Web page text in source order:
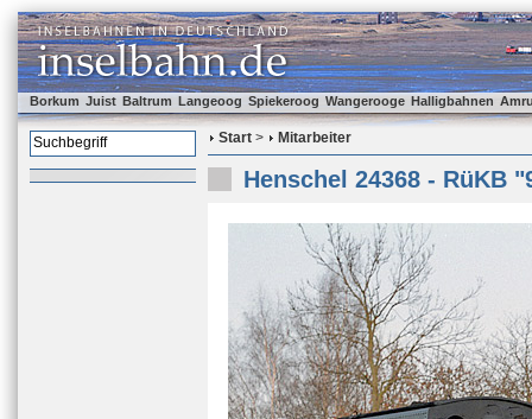
Borkum Juist Baltrum Langeoog Spiekeroog Wangerooge Halligbahnen
Start > Mitarbeiter
Henschel 24368 - RüKB